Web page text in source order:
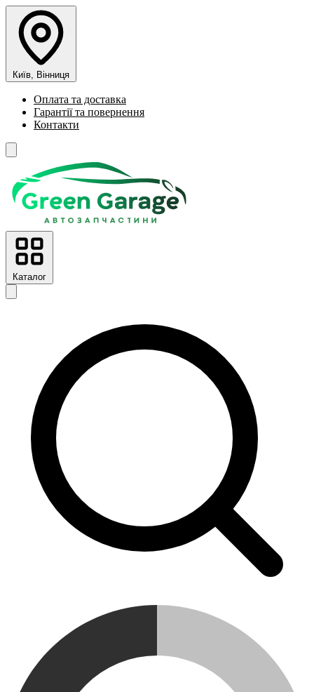
Київ, Вінниця
Оплата та доставка
Гарантії та повернення
Контакти
Каталог